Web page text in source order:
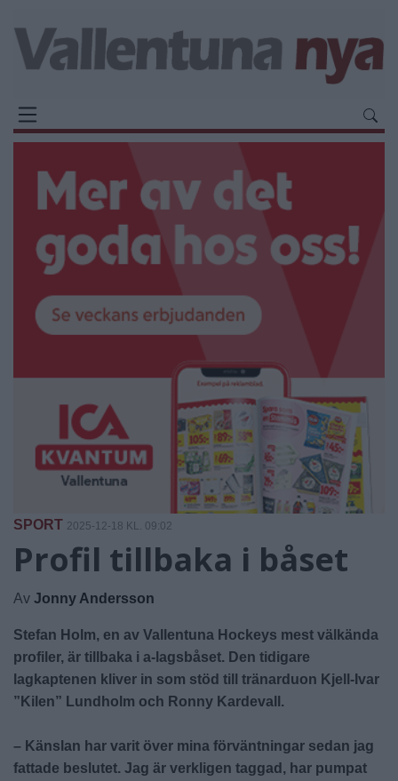
SPORT 2025-12-18 KL. 09:02
Profil tillbaka i båset
Av Jonny Andersson
Stefan Holm, en av Vallentuna Hockeys mest välkända
profiler, är tillbaka i a-lagsbåset. Den tidigare
lagkaptenen kliver in som stöd till tränarduon Kjell-Ivar
”Kilen” Lundholm och Ronny Kardevall.
– Känslan har varit över mina förväntningar sedan jag
fattade beslutet. Jag är verkligen taggad, har pumpat